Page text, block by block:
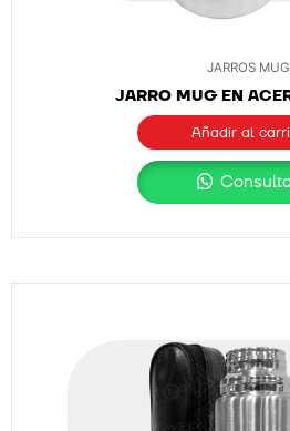
JARROS MUG
JARRO MUG EN
Añadir al